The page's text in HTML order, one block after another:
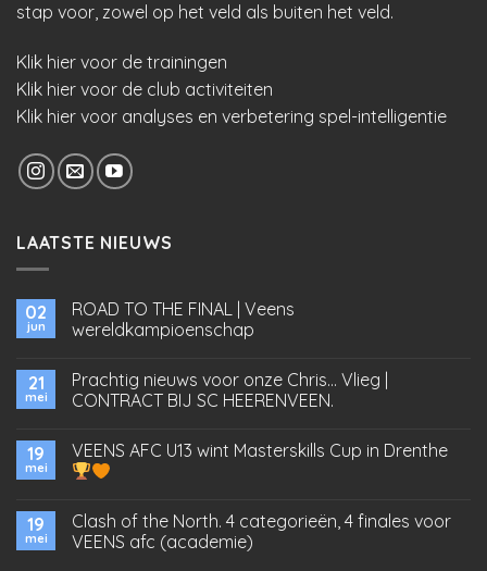
stap voor, zowel op het veld als buiten het veld.
Klik hier voor de trainingen
Klik hier voor de club activiteiten
Klik hier voor analyses en verbetering spel-intelligentie
LAATSTE NIEUWS
02
jun
ROAD TO THE FINAL | Veens
wereldkampioenschap
21
mei
Prachtig nieuws voor onze Chris… Vlieg |
CONTRACT BIJ SC HEERENVEEN.
19
mei
VEENS AFC U13 wint Masterskills Cup in Drenthe
19
mei
Clash of the North. 4 categorieën, 4 finales voor
VEENS afc (academie)